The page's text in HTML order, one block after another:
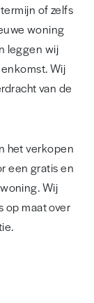
of zelfs
woning
leggen wij
Wij
van de
het verkopen
een gratis en
Wij
op maat over